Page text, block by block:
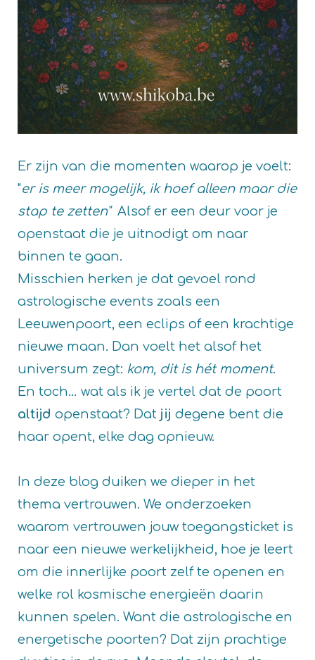
Er zijn van die momenten waarop je voelt:
"er is meer mogelijk, ik hoef alleen maar die
stap te zetten" Alsof er een deur voor je
openstaat die je uitnodigt om naar
binnen te gaan.
Misschien herken je dat gevoel rond
astrologische events zoals een
Leeuwenpoort, een eclips of een krachtige
nieuwe maan. Dan voelt het alsof het
universum zegt: kom, dit is hét moment.
En toch… wat als ik je vertel dat de poort
altijd openstaat? Dat jij degene bent die
haar opent, elke dag opnieuw.
In deze blog duiken we dieper in het
thema vertrouwen. We onderzoeken
waarom vertrouwen jouw toegangsticket is
naar een nieuwe werkelijkheid, hoe je leert
om die innerlijke poort zelf te openen en
welke rol kosmische energieën daarin
kunnen spelen. Want die astrologische en
energetische poorten? Dat zijn prachtige